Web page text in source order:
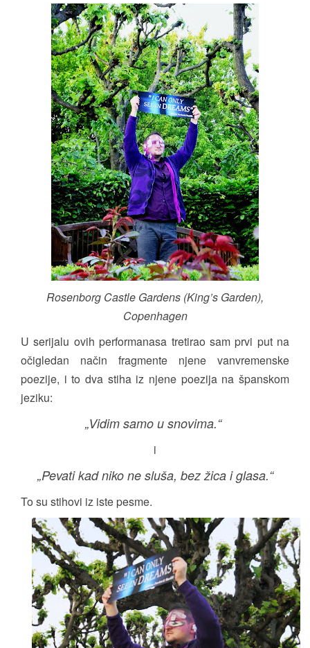
Rosenborg Castle Gardens (King’s Garden),
Copenhagen
U serijalu ovih performanasa tretirao sam prvi put na
očigledan način fragmente njene vanvremenske
poezije, i to dva stiha iz njene poezija na španskom
jeziku:
„Vidim samo u snovima.“
i
„Pevati kad niko ne sluša, bez žica i glasa.“
To su stihovi iz iste pesme.